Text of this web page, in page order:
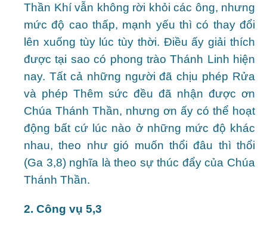
Thần Khí vẫn không rời khỏi các ông, nhưng
mức độ cao thấp, mạnh yếu thì có thay đổi
lên xuống tùy lúc tùy thời. Điều ấy giải thích
được tại sao có phong trào Thánh Linh hiện
nay. Tất cả những người đã chịu phép Rửa
và phép Thêm sức đều đã nhận được ơn
Chúa Thánh Thần, nhưng ơn ấy có thể hoạt
động bất cứ lúc nào ở những mức độ khác
nhau, theo như gió muốn thổi đâu thì thổi
(Ga 3,8) nghĩa là theo sự thúc đẩy của Chúa
Thánh Thần.
2. Công vụ 5,3